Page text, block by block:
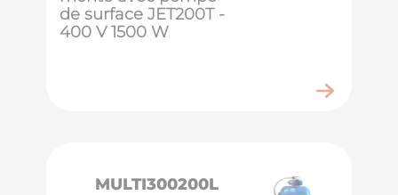
de surface JET200T -
400 V 1500 W
MULTI300200L